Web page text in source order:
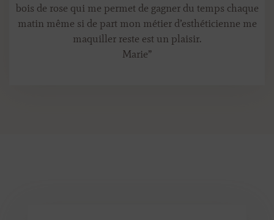
bois de rose qui me permet de gagner du temps chaque
matin même si de part mon métier d’esthéticienne me
maquiller reste est un plaisir.
Marie”